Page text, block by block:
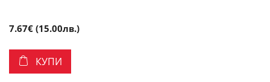
7.67€ (15.00лв.)
КУПИ